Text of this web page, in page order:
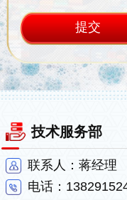
技术服务部
联系人：蒋经理
电话：